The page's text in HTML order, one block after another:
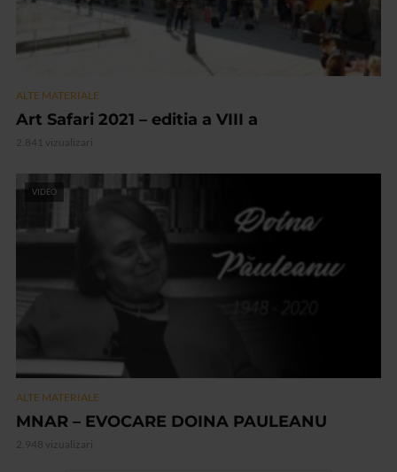
ALTE MATERIALE
Art Safari 2021 – editia a VIII a
2.841 vizualizari
VIDEO
ALTE MATERIALE
MNAR – EVOCARE DOINA PAULEANU
2.948 vizualizari